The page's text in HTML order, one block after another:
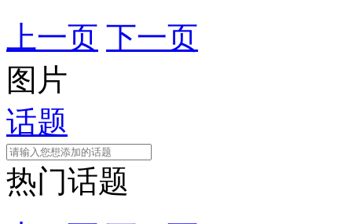
上一页 下一页
图片
话题
热门话题